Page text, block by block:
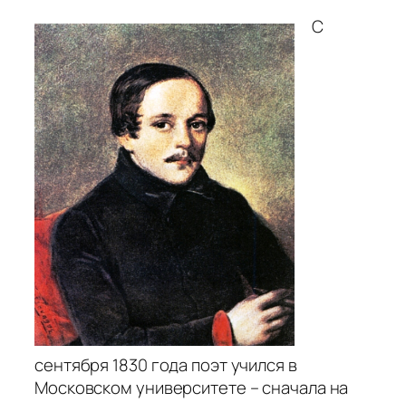
С
сентября 1830 года поэт учился в
Московском университете – сначала на